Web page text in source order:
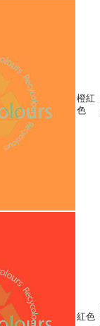
橙紅
色
紅色